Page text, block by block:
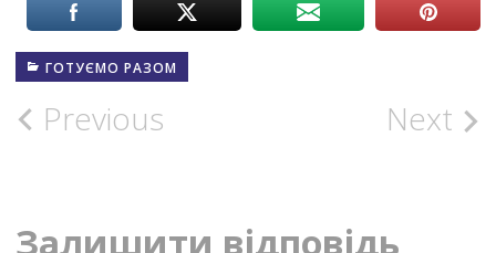
ГОТУЄМО РАЗОМ
Post
Previous Next
Залишити відповідь